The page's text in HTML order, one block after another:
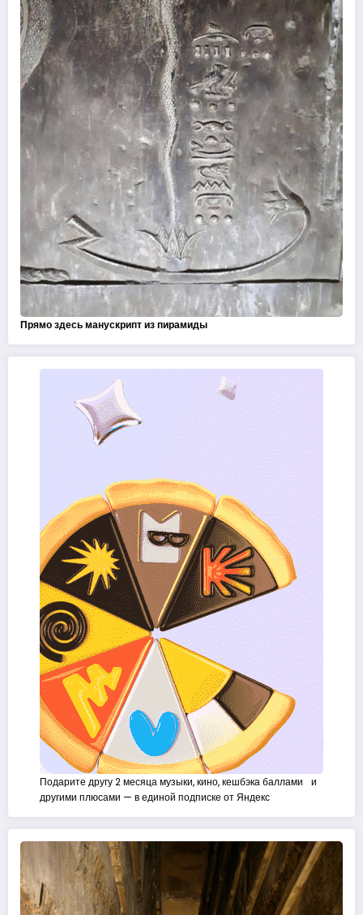
Прямо здесь манускрипт из пирамиды
Подарите другу 2 месяца музыки, кино, кешбэка баллами и
другими плюсами — в единой подписке от Яндекс